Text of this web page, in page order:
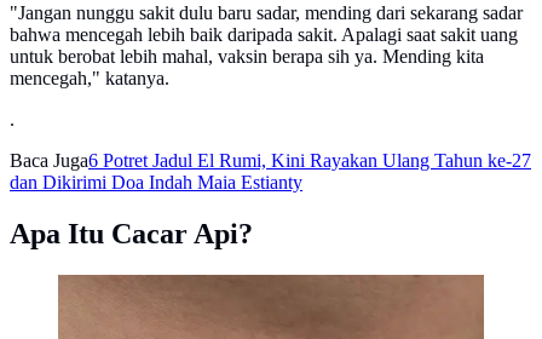
"Jangan nunggu sakit dulu baru sadar, mending dari sekarang sadar
bahwa mencegah lebih baik daripada sakit. Apalagi saat sakit uang
untuk berobat lebih mahal, vaksin berapa sih ya. Mending kita
mencegah," katanya.
.
Baca Juga6 Potret Jadul El Rumi, Kini Rayakan Ulang Tahun ke-27
dan Dikirimi Doa Indah Maia Estianty
Apa Itu Cacar Api?